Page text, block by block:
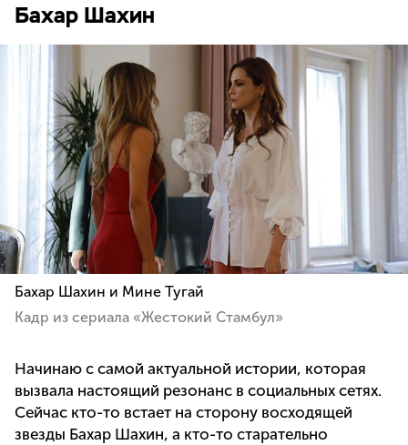
Бахар Шахин
Бахар Шахин и Мине Тугай
Кадр из сериала «Жестокий Стамбул»
Начинаю с самой актуальной истории, которая
вызвала настоящий резонанс в социальных сетях.
Сейчас кто-то встает на сторону восходящей
звезды Бахар Шахин, а кто-то старательно